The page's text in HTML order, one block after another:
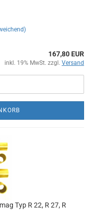
167,80 EUR
inkl. 19% MwSt. zzgl. Versand
Typ R 22, R 27, R